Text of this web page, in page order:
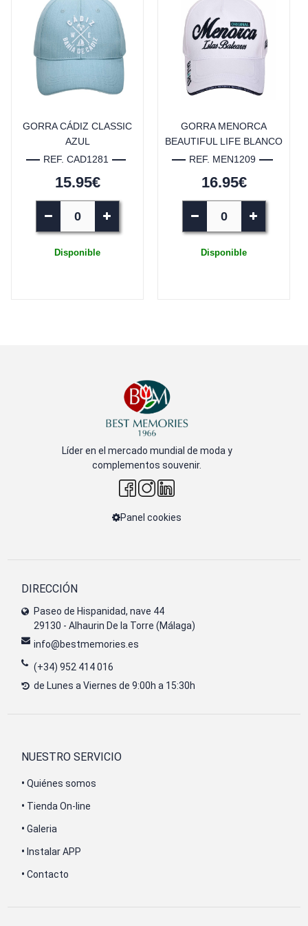
GORRA CÁDIZ CLASSIC
AZUL
REF. CAD1281
15.95€
Disponible
GORRA MENORCA
BEAUTIFUL LIFE BLANCO
REF. MEN1209
16.95€
Disponible
Líder en el mercado mundial de moda y
complementos souvenir.
Panel cookies
DIRECCIÓN
Paseo de Hispanidad, nave 44
29130 - Alhaurin De la Torre (Málaga)
info@bestmemories.es
(+34) 952 414 016
de Lunes a Viernes de 9:00h a 15:30h
NUESTRO SERVICIO
• Quiénes somos
• Tienda On-line
• Galeria
• Instalar APP
• Contacto